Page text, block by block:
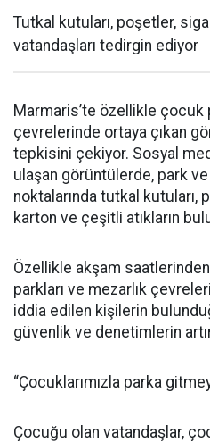
Tutkal kutuları, poşetler,
vatandaşları tedirgin ediyor
Marmaris’te özellikle çocuk
çevrelerinde ortaya çıkan
tepkisini çekiyor. Sosyal
ulaşan görüntülerde, park ve
noktalarında tutkal kutuları,
karton ve çeşitli atıkların
Özellikle akşam
parkları ve mezarlık
iddia edilen kişilerin
güvenlik ve denetimlerin
“Çocuklarımızla parka
Çocuğu olan vatandaşlar,